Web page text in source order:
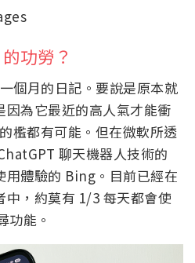
功勞？
個月的日記。要說是原本就
為它最近的高人氣才能衝
檻都有可能。但在微軟所透
聊天機器人技術的
用體驗的 Bing。目前已經在
中，約莫有 1/3 每天都會使
功能。